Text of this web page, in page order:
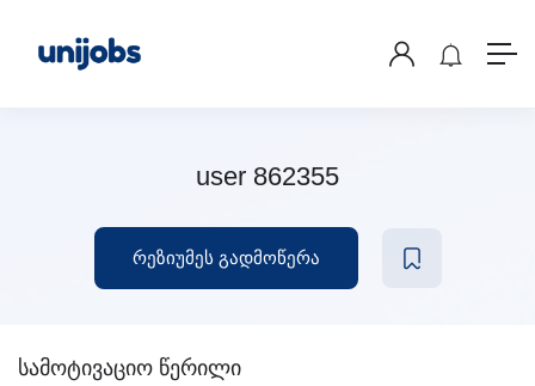
user 862355
რეზიუმეს გადმოწერა
სამოტივაციო წერილი